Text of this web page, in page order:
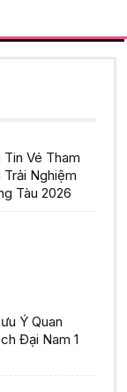
Vé Tham
Trải Nghiệm
Tàu 2026
Ý Quan
Đại Nam 1